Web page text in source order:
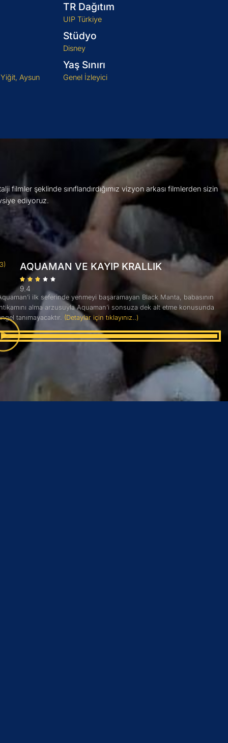
Aysun
TR Dağıtım
UIP Türkiye
Stüdyo
Disney
Yaş Sınırı
Genel İzleyici
filmler şeklinde sınıflandırdığımız vizyon arkası filmlerden sizin
ediyoruz.
AQUAMAN VE KAYIP KRALLIK
9.4
ilk seferinde yenmeyi başaramayan Black Manta, babasının
alma arzusuyla Aquaman’i sonsuza dek alt etme konusunda
tanımayacaktır. (Detaylar için tıklayınız..)